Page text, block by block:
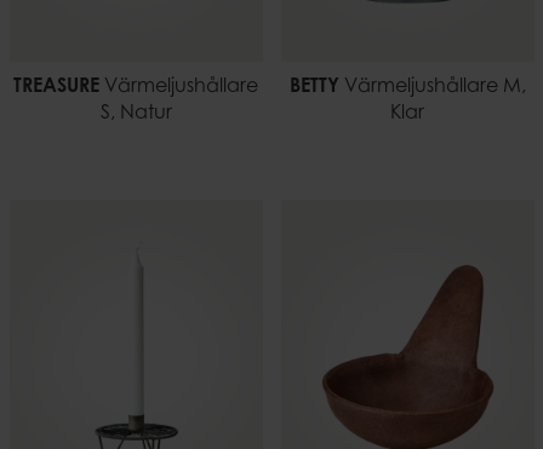
TREASURE Värmeljushållare
S, Natur
BETTY Värmeljushållare M,
Klar